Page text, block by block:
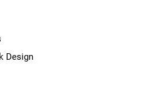
Design